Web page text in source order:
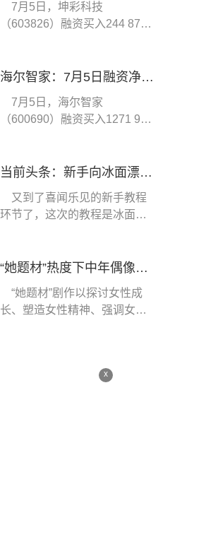
7月5日，坤彩科技
（603826）融资买入244 87万
海尔智家：7月5日融资净买入394.03万元，连续3日累计净买入2566.46万元
7月5日，海尔智家
（600690）融资买入1271 97
当前头条：新手向冰面漂移模式教程
又到了喜闻乐见的新手教程
环节了，这次的教程是冰面漂
“她题材”热度下中年偶像剧的迷思 通讯
“她题材”剧作以探讨女性成
长、塑造女性精神、强调女性
x